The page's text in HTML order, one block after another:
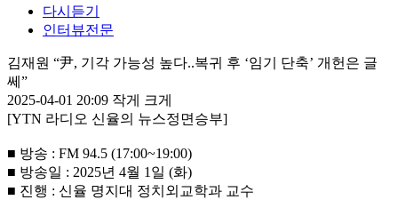
다시듣기
인터뷰전문
김재원 “尹, 기각 가능성 높다..복귀 후 ‘임기 단축’ 개헌은 글
쎄”
2025-04-01 20:09 작게
크게
[YTN 라디오 신율의 뉴스정면승부]
■ 방송 : FM 94.5 (17:00~19:00)
■ 방송일 : 2025년 4월 1일 (화)
■ 진행 : 신율 명지대 정치외교학과 교수